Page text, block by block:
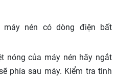
máy nén có dòng điện bất
nóng của máy nén hãy ngắt
phía sau máy. Kiểm tra tình